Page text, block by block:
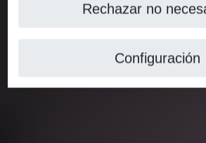
Rechazar no
Configuración